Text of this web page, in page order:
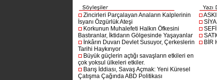
Zincirleri Parçalayan Anaların Kalplerinin
İsyanı Özgürlük Ateşi
Korkunun Muhalefeti Halkın Öfkesini
Bastıranlar, İktidarın Gölgesinde Yaşayanlar
İnkârın Duvarı Devlet Susuyor, Çerkeslerin
Tarihi Haykırıyor
Büyük güçlerin açtığı savaşların etkileri en
çok yoksul ülkeleri etkiler.
Barış İddiası, Savaş Açmak: Yeni Küresel
Çatışma Çağında ABD Politikası
BİR